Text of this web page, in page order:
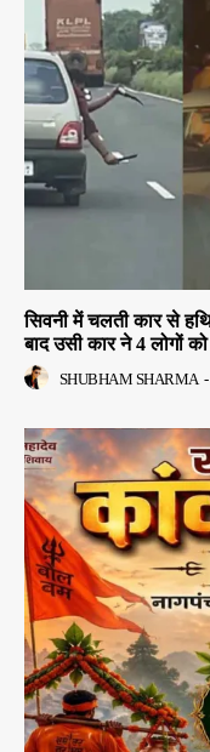
सिवनी में चलती कार से
बाद उसी कार ने 4 लोगों
SHUBHAM SHARMA -